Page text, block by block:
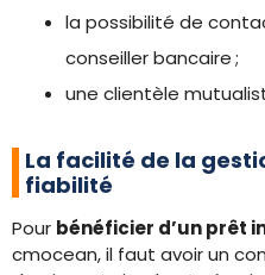
la possibilité de
conseiller bancaire ;
une clientèle
La facilité de la
fiabilité
Pour bénéficier d’un prêt
cmocean, il faut avoir un